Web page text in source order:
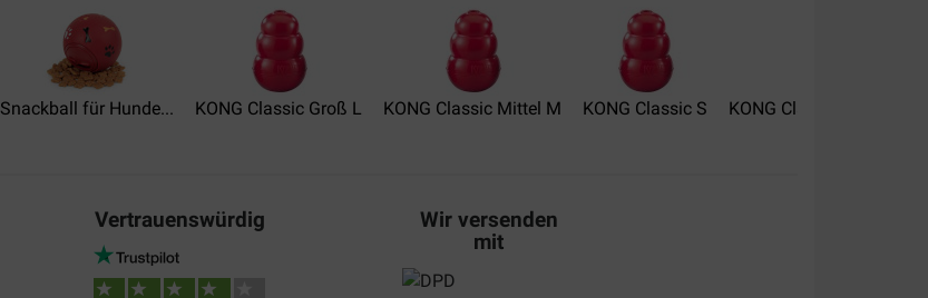
Snackball für Hunde... KONG Classic Groß L KONG Classic Mittel M KONG Classic S KONG Classic Extragroß
Vertrauenswürdig
Wir versenden
mit